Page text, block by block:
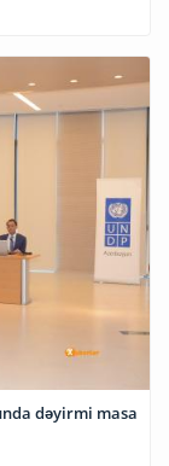
dəyirmi masa